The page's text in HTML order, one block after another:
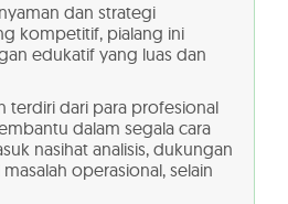
dan strategi
kompetitif, pialang ini
edukatif yang luas dan
terdiri dari para profesional
dalam segala cara
nasihat analisis, dukungan
operasional, selain